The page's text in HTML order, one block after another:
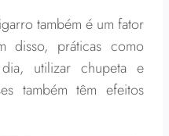
também é um fator
disso, práticas como
utilizar chupeta e
também têm efeitos